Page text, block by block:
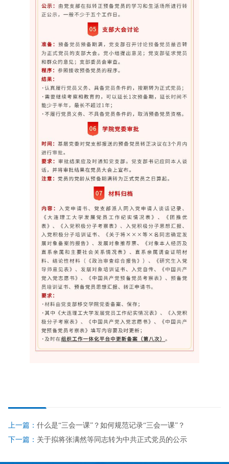
上一篇： 什么是“三会一课”？如何规范记录“三会一课”？
下一篇： 关于拟将张满然等同志转为中共正式党员的公示